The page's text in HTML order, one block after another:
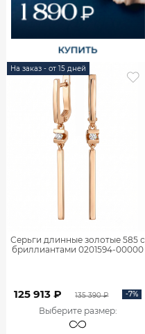
На заказ - от 15 дней
Серьги длинные золотые 585 с
бриллиантами 0201594-00000
125 913 ₽ 135 390 ₽ -7%
Выберите размер: